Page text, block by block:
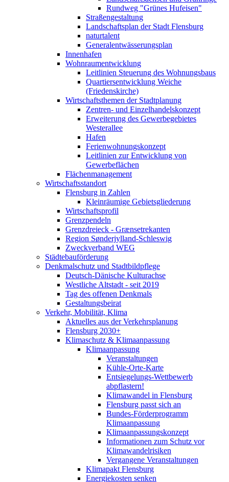
Rundweg "Grünes Hufeisen"
Straßengestaltung
Landschaftsplan der Stadt Flensburg
naturtalent
Generalentwässerungsplan
Innenhafen
Wohnraumentwicklung
Leitlinien Steuerung des Wohnungsbaus
Quartiersentwicklung Weiche
(Friedenskirche)
Wirtschaftsthemen der Stadtplanung
Zentren- und Einzelhandelskonzept
Erweiterung des Gewerbegebietes
Westerallee
Hafen
Ferienwohnungskonzept
Leitlinien zur Entwicklung von
Gewerbeflächen
Flächenmanagement
Wirtschaftsstandort
Flensburg in Zahlen
Kleinräumige Gebietsgliederung
Wirtschaftsprofil
Grenzpendeln
Grenzdreieck - Grænsetrekanten
Region Sønderjylland-Schleswig
Zweckverband WEG
Städtebauförderung
Denkmalschutz und Stadtbildpflege
Deutsch-Dänische Kulturachse
Westliche Altstadt - seit 2019
Tag des offenen Denkmals
Gestaltungsbeirat
Verkehr, Mobilität, Klima
Aktuelles aus der Verkehrsplanung
Flensburg 2030+
Klimaschutz & Klimaanpassung
Klimaanpassung
Veranstaltungen
Kühle-Orte-Karte
Entsiegelungs-Wettbewerb
abpflastern!
Klimawandel in Flensburg
Flensburg passt sich an
Bundes-Förderprogramm
Klimaanpassung
Klimaanpassungskonzept
Informationen zum Schutz vor
Klimawandelrisiken
Vergangene Veranstaltungen
Klimapakt Flensburg
Energiekosten senken